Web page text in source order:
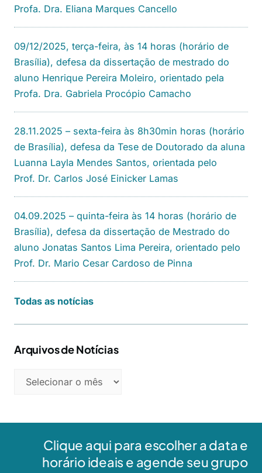
Profa. Dra. Eliana Marques Cancello
09/12/2025, terça-feira, às 14 horas (horário de
Brasília), defesa da dissertação de mestrado do
aluno Henrique Pereira Moleiro, orientado pela
Profa. Dra. Gabriela Procópio Camacho
28.11.2025 – sexta-feira às 8h30min horas (horário
de Brasília), defesa da Tese de Doutorado da aluna
Luanna Layla Mendes Santos, orientada pelo
Prof. Dr. Carlos José Einicker Lamas
04.09.2025 – quinta-feira às 14 horas (horário de
Brasília), defesa da dissertação de Mestrado do
aluno Jonatas Santos Lima Pereira, orientado pelo
Prof. Dr. Mario Cesar Cardoso de Pinna
Todas as notícias
Arquivos de Notícias
Clique aqui para escolher a data e
horário ideais e agende seu grupo